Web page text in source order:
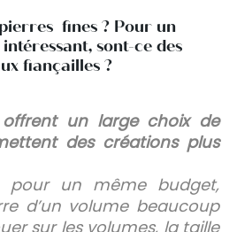
fines ? Pour un
sont-ce des
fiançailles ?
offrent un large choix de
des créations plus
pour un même budget,
d’un volume beaucoup
sur les volumes, la taille